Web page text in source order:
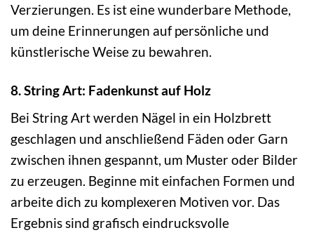
Verzierungen. Es ist eine wunderbare Methode,
um deine Erinnerungen auf persönliche und
künstlerische Weise zu bewahren.
8. String Art: Fadenkunst auf Holz
Bei String Art werden Nägel in ein Holzbrett
geschlagen und anschließend Fäden oder Garn
zwischen ihnen gespannt, um Muster oder Bilder
zu erzeugen. Beginne mit einfachen Formen und
arbeite dich zu komplexeren Motiven vor. Das
Ergebnis sind grafisch eindrucksvolle